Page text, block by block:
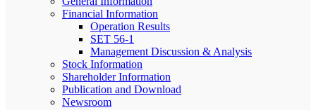
Financial Information
Operation Results
SET 56-1
Management Discussion & Analysis
Stock Information
Shareholder Information
Publication and Download
Newsroom